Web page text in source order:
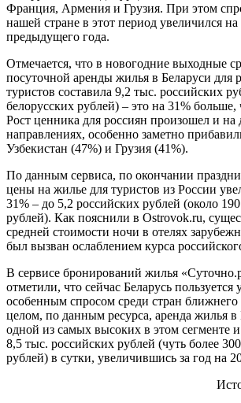
Франция, Армения и Грузия. При этом
нашей стране в этот период увеличился
предыдущего года.
Отмечается, что в новогодние выходные
посуточной аренды жилья в Беларуси для
туристов составила 9,2 тыс. российских
белорусских рублей) – это на 31% больше,
Рост ценника для россиян произошел и на
направлениях, особенно заметно
Узбекистан (47%) и Грузия (41%).
По данным сервиса, по окончании
цены на жилье для туристов из России
31% – до 5,2 российских рублей (около
рублей). Как пояснили в Ostrovok.ru,
средней стоимости ночи в отелях
был вызван ослаблением курса
В сервисе бронирований жилья
отметили, что сейчас Беларусь пользуется
особенным спросом среди стран ближнего
целом, по данным ресурса, аренда жилья в
одной из самых высоких в этом сегменте и
8,5 тыс. российских рублей (чуть более
рублей) в сутки, увеличившись за год на